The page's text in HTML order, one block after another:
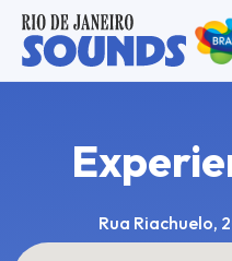
Rua Riachuelo,